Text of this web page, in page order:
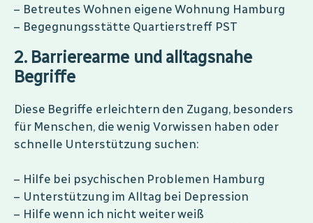
Betreutes Wohnen eigene Wohnung Hamburg
Begegnungsstätte Quartierstreff PST
2. Barrierearme und alltagsnahe
Begriffe
Diese Begriffe erleichtern den Zugang, besonders
für Menschen, die wenig Vorwissen haben oder
schnelle Unterstützung suchen:
Hilfe bei psychischen Problemen Hamburg
Unterstützung im Alltag bei Depression
Hilfe wenn ich nicht weiter weiß